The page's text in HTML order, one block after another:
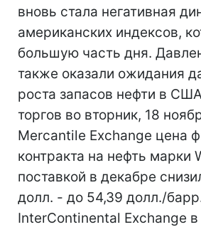
вновь стала негативная
американских индексов,
большую часть дня.
также оказали ожидания
роста запасов нефти в
торгов во вторник, 18
Mercantile Exchange цена
контракта на нефть марки
поставкой в декабре
долл. - до 54,39 долл./
InterContinental Exchange